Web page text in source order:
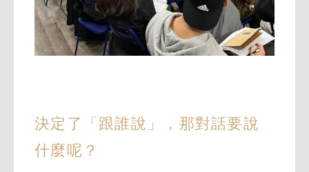
決定了「跟誰說」，那對話要說
什麼呢？